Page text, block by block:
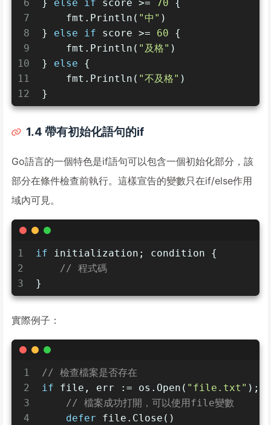
6
7
8
9
10
11
12
} else if score >= 70 {
    fmt.Println(
"中" )
} else if score >= 60 {
    fmt.Println(
"及格" )
} else {
    fmt.Println(
"不及格" )
}
1.4 帶有初始化語句的if
Go語言的一個特色是if語句可以包含一個初始化部分，該
部分在條件檢查前執行。這樣宣告的變數只在if/else作用
域內可見。
1
2
3
if initialization; condition {
// 程式碼
}
實際例子：
1
2
3
4
// 檢查檔案是否存在
if file, err := os.Open( "file.txt" );
// 檔案成功打開，可以使用file變數
defer file.Close()